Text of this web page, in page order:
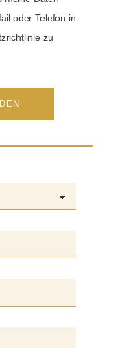
oder Telefon in
zu